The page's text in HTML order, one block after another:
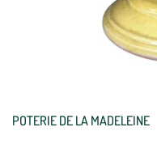
POTERIE DE LA MADELEINE